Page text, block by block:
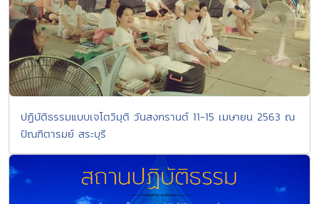
ปฏิบัติธรรมแบบเจโตวิมุติ วันสงกรานต์ 11-15 เมษายน 2563 ณ
ปัณฑิตารมย์ สระบุรี